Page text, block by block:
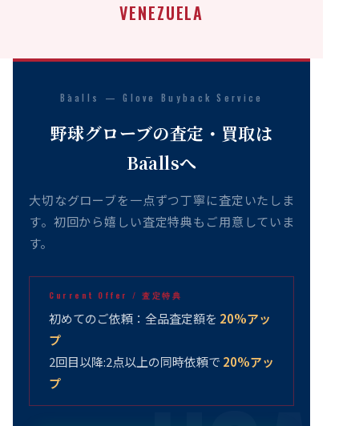
VENEZUELA
Bāalls — Glove Buyback Service
野球グローブの査定・買取は
Bāallsへ
大切なグローブを一点ずつ丁寧に査定いたしま
す。初回から嬉しい査定特典もご用意していま
す。
Current Offer / 査定特典
初めてのご依頼：全品査定額を 20%アッ
プ
2回目以降:2点以上の同時依頼で 20%アッ
プ